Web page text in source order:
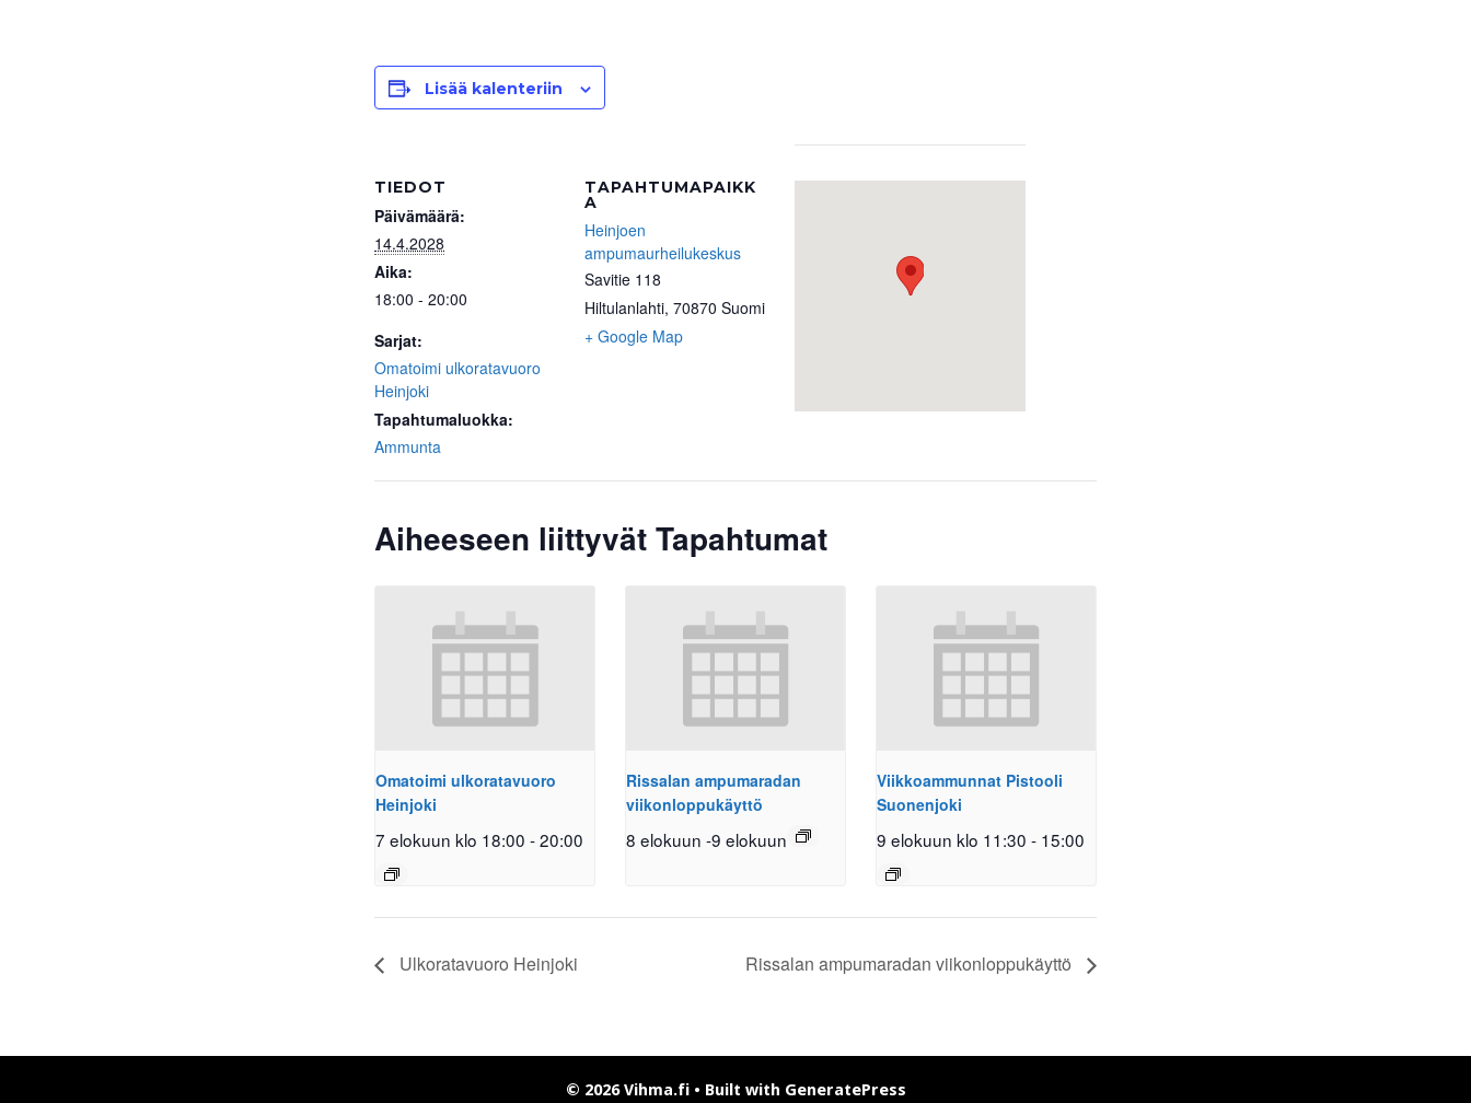
Lisää kalenteriin
TIEDOT
Päivämäärä:
14.4.2028
Aika:
18:00 - 20:00
Sarjat:
Omatoimi ulkoratavuoro
Heinjoki
Tapahtumaluokka:
Ammunta
TAPAHTUMAPAIKK
A
Heinjoen
ampumaurheilukeskus
Savitie 118
Hiltulanlahti, 70870 Suomi
+ Google Map
Aiheeseen liittyvät Tapahtumat
Omatoimi ulkoratavuoro
Heinjoki
7 elokuun klo 18:00 -20:00
Rissalan ampumaradan
viikonloppukäyttö
8 elokuun -9 elokuun
Viikkoammunnat Pistooli
Suonenjoki
9 elokuun klo 11:30 - 15:00
Ulkoratavuoro Heinjoki Rissalan ampumaradan viikonloppukäyttö
© 2026 Vihma.fi• Built with GeneratePress